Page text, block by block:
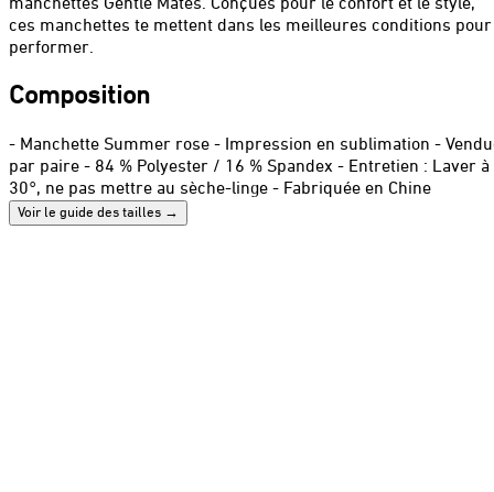
ces manchettes te mettent dans les meilleures conditions pour
performer.
Composition
- Manchette Summer rose - Impression en sublimation -
par paire - 84 % Polyester / 16 % Spandex - Entretien : Laver à
30°, ne pas mettre au sèche-linge - Fabriquée en Chine
Voir le guide des tailles →